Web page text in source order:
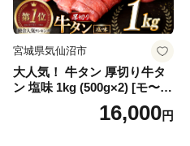
宮城県気仙沼市
大人気！ 牛タン 厚切り牛タ
ン 塩味 1kg (500g×2) [モ〜ラ
ンド 宮城県 気仙沼市 205646
60] 肉 牛肉 精肉 牛たん 牛タ
16,000円